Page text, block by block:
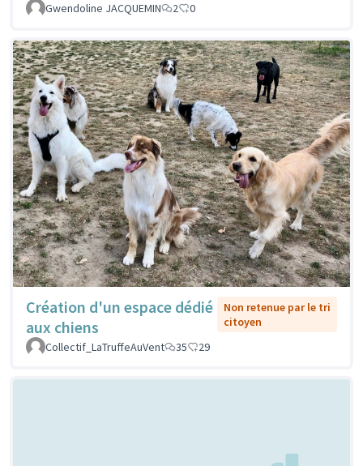
Gwendoline JACQUEMIN 2 0
Création d'un espace dédié
aux chiens
Non retenue par le tri
citoyen
Collectif_LaTruffeAuVent
35 29